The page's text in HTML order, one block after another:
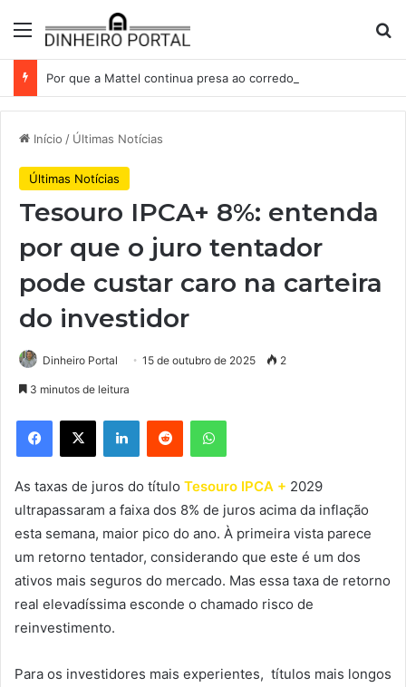
Menu
Início / Últimas Notícias
Últimas Notícias
Tesouro IPCA+ 8%: entenda
por que o juro tentador
pode custar caro na carteira
do investidor
Dinheiro Portal 15 de outubro de 2025 2
3 minutos de leitura
Facebook
X LinkedinReddit WhatsApp
As taxas de juros do título Tesouro IPCA + 2029
ultrapassaram a faixa dos 8% de juros acima da inflação
esta semana, maior pico do ano. À primeira vista parece
um retorno tentador, considerando que este é um dos
ativos mais seguros do mercado. Mas essa taxa de retorno
real elevadíssima esconde o chamado risco de
reinvestimento.
Para os investidores mais experientes, títulos mais longos